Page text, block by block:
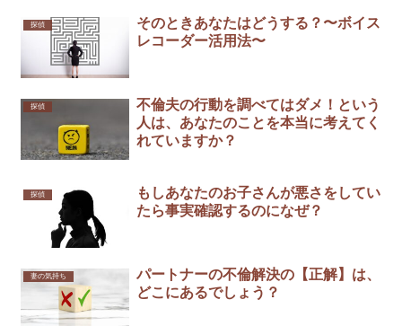
探偵
そのときあなたはどうする？〜ボイス
レコーダー活用法〜
探偵
不倫夫の行動を調べてはダメ！という
人は、あなたのことを本当に考えてく
れていますか？
探偵
もしあなたのお子さんが悪さをしてい
たら事実確認するのになぜ？
妻の気持ち
パートナーの不倫解決の【正解】は、
どこにあるでしょう？